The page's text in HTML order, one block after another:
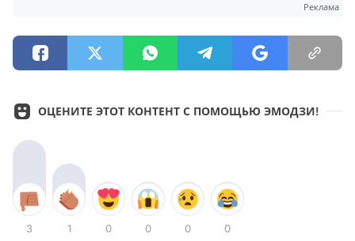
Реклама
ОЦЕНИТЕ ЭТОТ КОНТЕНТ С ПОМОЩЬЮ ЭМОДЗИ!
3 1 0 0 0 0